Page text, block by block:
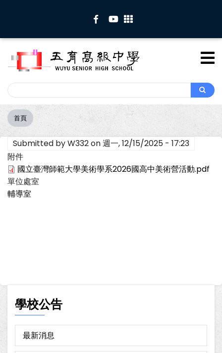
內
Search
Search
導
航
連
結
首頁
Submitted byW332on週一, 12/15/2025 - 17:23
附件
國立臺灣師範大學美術學系2026國高中美術營活動.pdf
單位處室
輔導室
學校公告
最新消息